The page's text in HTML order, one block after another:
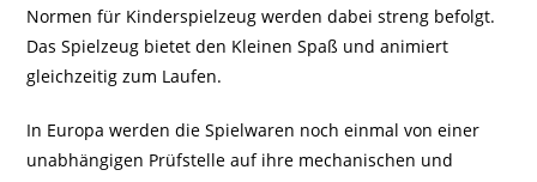
Normen für Kinderspielzeug werden dabei streng befolgt.
Das Spielzeug bietet den Kleinen Spaß und animiert
gleichzeitig zum Laufen.
In Europa werden die Spielwaren noch einmal von einer
unabhängigen Prüfstelle auf ihre mechanischen und